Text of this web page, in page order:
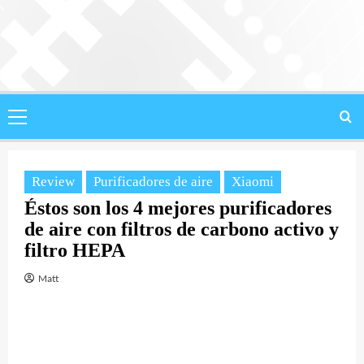
principal
Review Purificadores de aire Xiaomi
Éstos son los 4 mejores purificadores
de aire con filtros de carbono activo y
filtro HEPA
Matt